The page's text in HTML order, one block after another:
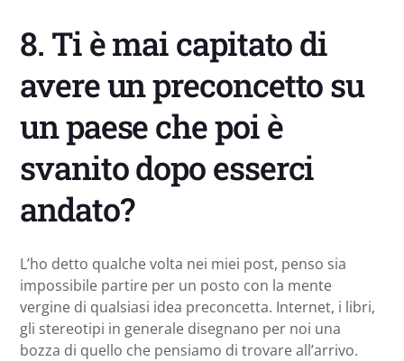
8. Ti è mai capitato di
avere un preconcetto su
un paese che poi è
svanito dopo esserci
andato?
L’ho detto qualche volta nei miei post, penso sia
impossibile partire per un posto con la mente
vergine di qualsiasi idea preconcetta. Internet, i libri,
gli stereotipi in generale disegnano per noi una
bozza di quello che pensiamo di trovare all’arrivo.